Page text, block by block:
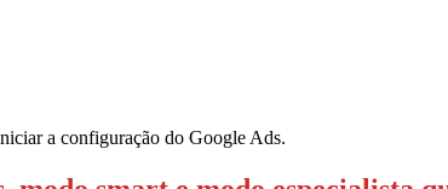
a configuração do Google Ads.